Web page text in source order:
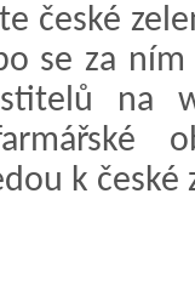
české
se za
na
k české